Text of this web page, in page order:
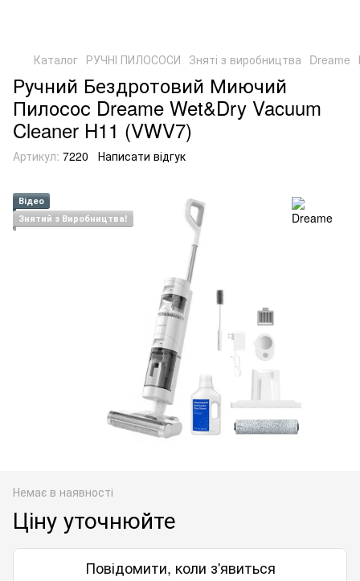
Каталог РУЧНІ ПИЛОСОСИ Зняті з виробництва Dreame
Ручний Бездротовий Миючий
Пилосос Dreame Wet&Dry Vacuum
Cleaner H11 (VWV7)
Артикул: 7220 Написати відгук
Відео
Знятий з Виробництва!
Немає в наявності
Ціну уточнюйте
Повідомити, коли з'явиться